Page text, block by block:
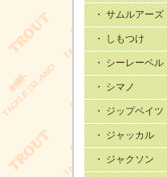
・ サムルアーズ
・ しもつけ
・ シーレーベル
・ シマノ
・ ジップベイツ
・ ジャッカル
・ ジャクソン